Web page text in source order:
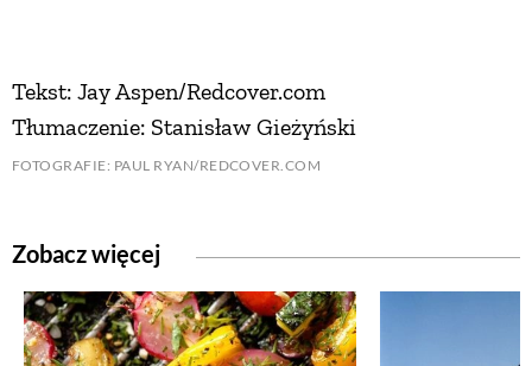
Tekst: Jay Aspen/Redcover.com
Tłumaczenie: Stanisław Gieżyński
FOTOGRAFIE: PAUL RYAN/REDCOVER.COM
Zobacz więcej